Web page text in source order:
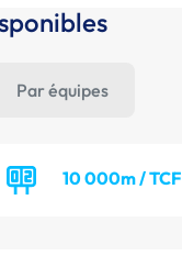
Par équipes
10 000m / TCF